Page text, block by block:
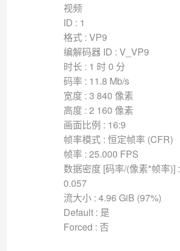
视频
ID : 1
格式 : VP9
编解码器 ID : V_VP9
时长 : 1 时 0 分
码率 : 11.8 Mb/s
宽度 : 3 840 像素
高度 : 2 160 像素
画面比例 : 16:9
帧率模式 : 恒定帧率 (CFR)
帧率 : 25.000 FPS
数据密度 [码率/(像素*帧率)] :
0.057
流大小 : 4.96 GiB (97%)
Default : 是
Forced : 否